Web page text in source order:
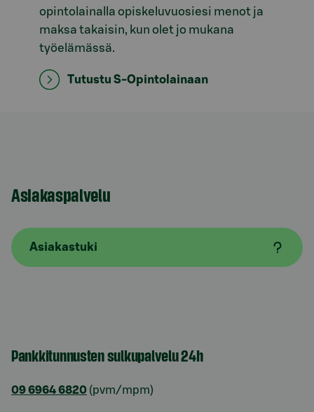
opintolainalla opiskeluvuosiesi menot ja
maksa takaisin, kun olet jo mukana
työelämässä.
Tutustu S-Opintolainaan
Asiakaspalvelu
Asiakastuki
Pankkitunnusten sulkupalvelu 24h
09 6964 6820 (pvm/mpm)